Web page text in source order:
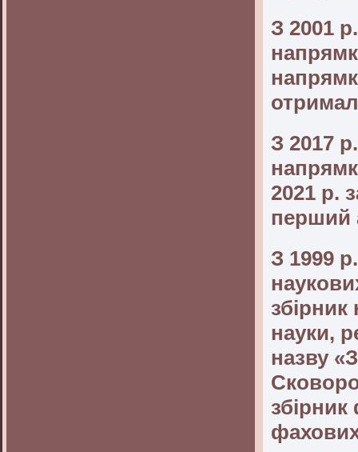
З 2001
З 2017
2021 р.
перший
З 1999
науки,
назву
збірник